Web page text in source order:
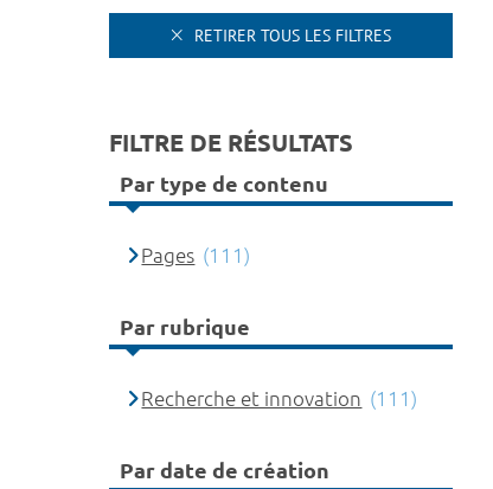
RETIRER TOUS LES FILTRES
FILTRE DE RÉSULTATS
Par type de contenu
Pages (111)
Par rubrique
Recherche et innovation (111)
Par date de création